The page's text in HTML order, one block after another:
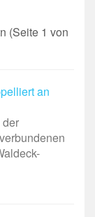
(Seite 1 von
an